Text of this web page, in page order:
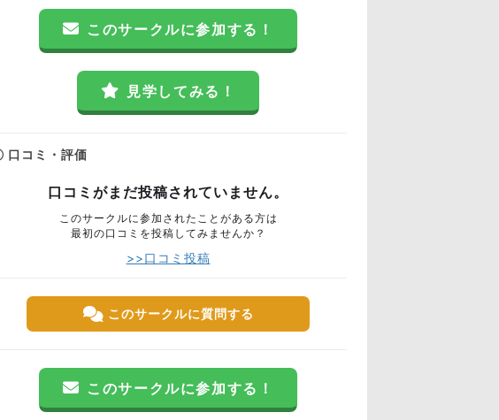
このサークルに参加する！
見学してみる！
口コミ・評価
口コミがまだ投稿されていません。
このサークルに参加されたことがある方は
最初の口コミを投稿してみませんか？
>>口コミ投稿
このサークルに質問する
このサークルに参加する！